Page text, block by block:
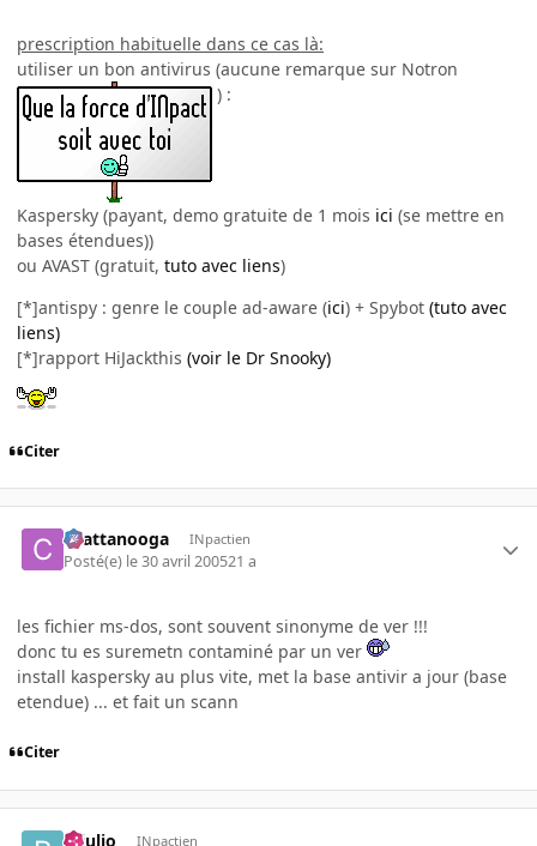
prescription habituelle dans ce cas là:
utiliser un bon antivirus (aucune remarque sur Notron
) :
Kaspersky (payant, demo gratuite de 1 mois ici (se mettre en
bases étendues))
ou AVAST (gratuit, tuto avec liens)
[*]antispy : genre le couple ad-aware (ici) + Spybot (tuto avec
liens)
[*]rapport HiJackthis (voir le Dr Snooky)
Citer
chattanooga INpactien
Posté(e) le 30 avril 200521 a
les fichier ms-dos, sont souvent sinonyme de ver !!!
donc tu es suremetn contaminé par un ver
install kaspersky au plus vite, met la base antivir a jour (base
etendue) ... et fait un scann
Citer
rejulio INpactien